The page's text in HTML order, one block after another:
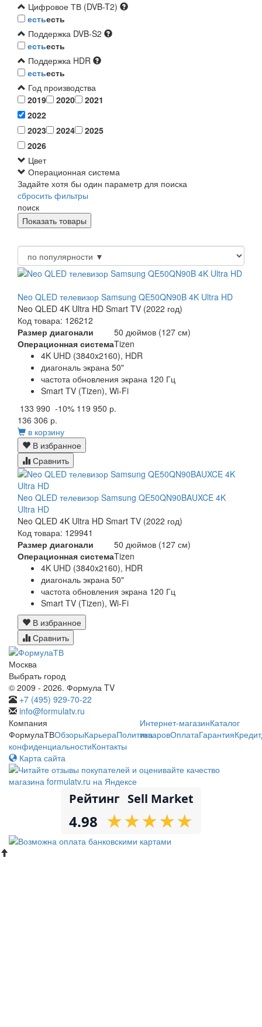
Цифровое ТВ (DVB-T2)
естьесть
Поддержка DVB-S2
естьесть
Поддержка HDR
естьесть
Год производства
2019
2020
2021
2022
2023
2024
2025
2026
Цвет
Операционная система
Задайте хотя бы один параметр для поиска
сбросить фильтры
поиск
Neo QLED телевизор Samsung QE50QN90B 4K Ultra HD
Neo QLED 4K Ultra HD Smart TV (2022 год)
Код товара: 126212
Размер диагонали
50 дюймов (127 см)
Операционная системаTizen
4K UHD (3840x2160), HDR
диагональ экрана 50"
частота обновления экрана 120 Гц
Smart TV (Tizen), Wi-Fi
133 990 -10% 119 950 р.
136 306 р.
в корзину
В избранное
Сравнить
Neo QLED телевизор Samsung QE50QN90BAUXCE 4K
Ultra HD
Neo QLED 4K Ultra HD Smart TV (2022 год)
Код товара: 129941
Размер диагонали
50 дюймов (127 см)
Операционная системаTizen
4K UHD (3840x2160), HDR
диагональ экрана 50"
частота обновления экрана 120 Гц
Smart TV (Tizen), Wi-Fi
В избранное
Сравнить
Москва
Выбрать город
© 2009 - 2026. Формула TV
+7 (495) 929-70-22
info@formulatv.ru
Компания
ФормулаТВОбзорыКарьераПолитика
конфиденциальностиКонтакты
Интернет-магазинКаталог
товаровОплатаГарантияКредит
Карта сайта
Рейтинг Sell Market
4.98 ★
★★
★★
★★
★★
★